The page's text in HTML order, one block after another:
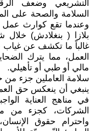
التشريعي وضعف
السلامة والصحة على
وعندما تقع كوارث عمل
غالباً ما تكشف عن غياب
العمل، مما يترك
مالي أو طبي أو تأهيلي.
سلامة العاملين جزء من
ينبغي أن ينعكس حق
في مناهج العناية
الشركات، كجزء من
واحترام حقوق